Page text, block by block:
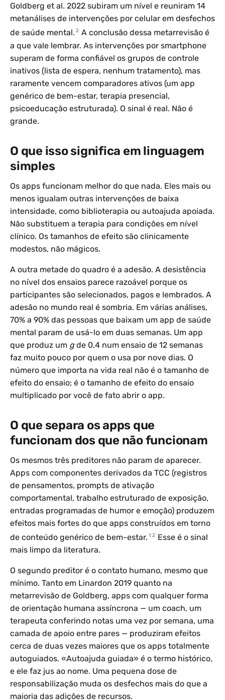
Goldberg et al. 2022 subiram um nível e reuniram 14
metanálises de intervenções por celular em desfechos
de saúde mental. 2 A conclusão dessa metarrevisão é
a que vale lembrar. As intervenções por smartphone
superam de forma confiável os grupos de controle
inativos (lista de espera, nenhum tratamento), mas
raramente vencem comparadores ativos (um app
genérico de bem-estar, terapia presencial,
psicoeducação estruturada). O sinal é real. Não é
grande.
O que isso significa em linguagem
simples
Os apps funcionam melhor do que nada. Eles mais ou
menos igualam outras intervenções de baixa
intensidade, como biblioterapia ou autoajuda apoiada.
Não substituem a terapia para condições em nível
clínico. Os tamanhos de efeito são clinicamente
modestos, não mágicos.
A outra metade do quadro é a adesão. A desistência
no nível dos ensaios parece razoável porque os
participantes são selecionados, pagos e lembrados. A
adesão no mundo real é sombria. Em várias análises,
70% a 90% das pessoas que baixam um app de saúde
mental param de usá-lo em duas semanas. Um app
que produz um gde 0,4 num ensaio de 12 semanas
faz muito pouco por quem o usa por nove dias. O
número que importa na vida real não é o tamanho de
efeito do ensaio; é o tamanho de efeito do ensaio
multiplicado por você de fato abrir o app.
O que separa os apps que
funcionam dos que não funcionam
Os mesmos três preditores não param de aparecer.
Apps com componentes derivados da TCC (registros
de pensamentos, prompts de ativação
comportamental, trabalho estruturado de exposição,
entradas programadas de humor e emoção) produzem
efeitos mais fortes do que apps construídos em torno
de conteúdo genérico de bem-estar. 1 2 Esse é o sinal
mais limpo da literatura.
O segundo preditor é o contato humano, mesmo que
mínimo. Tanto em Linardon 2019 quanto na
metarrevisão de Goldberg, apps com qualquer forma
de orientação humana assíncrona — um coach, um
terapeuta conferindo notas uma vez por semana, uma
camada de apoio entre pares — produziram efeitos
cerca de duas vezes maiores que os apps totalmente
autoguiados. «Autoajuda guiada» é o termo histórico,
e ele faz jus ao nome. Uma pequena dose de
responsabilização muda os desfechos mais do que a
maioria das adições de recursos.